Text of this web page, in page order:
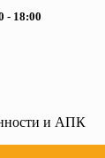
- 18:00
и АПК